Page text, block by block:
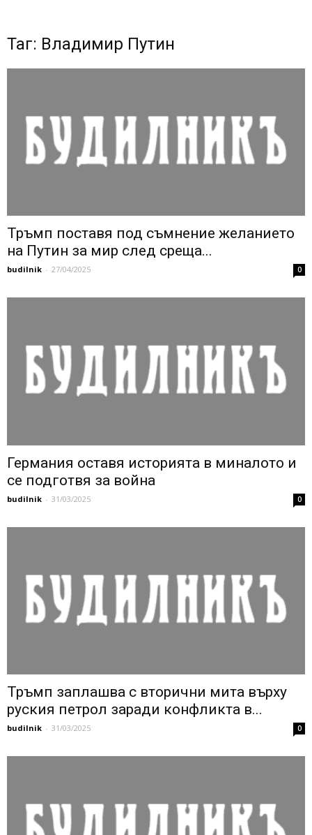
Таг: Владимир Путин
Тръмп поставя под съмнение желанието
на Путин за мир след среща...
budilnik - 27/04/2025 0
Германия оставя историята в миналото и
се подготвя за война
budilnik - 31/03/2025 0
Тръмп заплашва с вторични мита върху
руския петрол заради конфликта в...
budilnik - 31/03/2025 0